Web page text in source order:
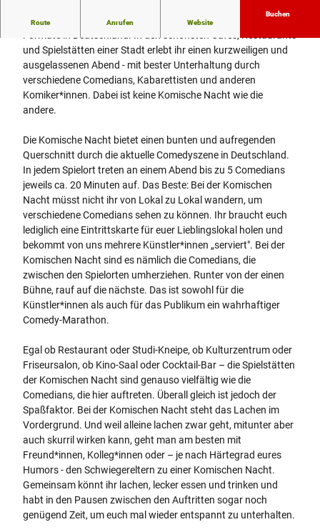
d
s
m
_
c
r
p
m
i
d
l
e
4
9
e
b
e
d
2
-
6
d
0
Route Anrufen Website
Buchen
Die Komische Nacht ist eines der erfolgreichsten Live-Comedy-
Formate in Deutschland. In den schönsten Cafés, Restaurants
und Spielstätten einer Stadt erlebt ihr einen kurzweiligen und
ausgelassenen Abend - mit bester Unterhaltung durch
verschiedene Comedians, Kabarettisten und anderen
Komiker*innen. Dabei ist keine Komische Nacht wie die
andere.
Die Komische Nacht bietet einen bunten und aufregenden
Querschnitt durch die aktuelle Comedyszene in Deutschland.
In jedem Spielort treten an einem Abend bis zu 5 Comedians
jeweils ca. 20 Minuten auf. Das Beste: Bei der Komischen
Nacht müsst nicht ihr von Lokal zu Lokal wandern, um
verschiedene Comedians sehen zu können. Ihr braucht euch
lediglich eine Eintrittskarte für euer Lieblingslokal holen und
bekommt von uns mehrere Künstler*innen „serviert". Bei der
Komischen Nacht sind es nämlich die Comedians, die
zwischen den Spielorten umherziehen. Runter von der einen
Bühne, rauf auf die nächste. Das ist sowohl für die
Künstler*innen als auch für das Publikum ein wahrhaftiger
Comedy-Marathon.
Egal ob Restaurant oder Studi-Kneipe, ob Kulturzentrum oder
Friseursalon, ob Kino-Saal oder Cocktail-Bar – die Spielstätten
der Komischen Nacht sind genauso vielfältig wie die
Comedians, die hier auftreten. Überall gleich ist jedoch der
Spaßfaktor. Bei der Komischen Nacht steht das Lachen im
Vordergrund. Und weil alleine lachen zwar geht, mitunter aber
auch skurril wirken kann, geht man am besten mit
Freund*innen, Kolleg*innen oder – je nach Härtegrad eures
Humors - den Schwiegereltern zu einer Komischen Nacht.
Gemeinsam könnt ihr lachen, lecker essen und trinken und
habt in den Pausen zwischen den Auftritten sogar noch
genügend Zeit, um euch mal wieder entspannt zu unterhalten.